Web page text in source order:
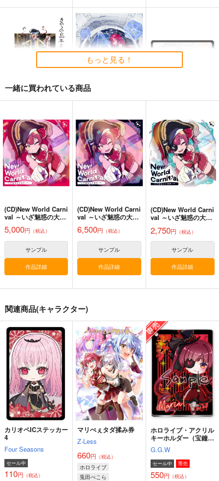
closet
みかづくし
音乃瀬奏
沙花叉クロヱ
カート
いろはICステッカー6
Four Seasons
セール中
110
ホロライブ
風真いろは
カート
tex-mex
カート
PPPP
WIREFRAME
兎田ぺこら
小森めと
サンプル
カート
ホロライブ缶バッチ
（雪花ラミィ）
G.G.W
セール中 専売
ホロライブ
雪花ラミィ
サンプル
カート
Pekorism TB
WIREFRAME
サンプル
カート
ウラシマモト
330円（税込）
サンプル
REDBOX
1,650円（税込）
IRyS
サンプル
1
Four Seasons
110円（税込）
フワワ・アビスガード
サンプル
PHS
WIREFRAME
1,000円 （税込）
兎田ぺこら
サンプル
作品詳細
沿線少女
サザンブルースカイ
1,540円（税込）
サンプル
作品詳細
deLIGHTful
HitenKei
770円（税込）
サンプル
作品詳細
もっと見る！
一緒に買われている商品
(CD)New World Carni
val ～いざ魅惑の大海
5,000円 （税込）
サンプル
作品詳細
(CD)New World Carni
val ～いざ魅惑の大海
6,500円 （税込）
サンプル
作品詳細
(CD)New World Carni
val ～いざ魅惑の大海
2,750円 （税込）
サンプル
作品詳細
関連商品(キャラクター)
カリオペICステッカー
4
Four Seasons
セール中
110円 （税込）
マリぺぇタダ揉み券
Z-Less
660円 （税込）
ホロライブ
兎田ぺこら
ホロライブ・アクリル
キーホルダー（宝鐘マ
リン・ゴスロリ衣装）
G.G.W
セール中 専売
550円 （税込）